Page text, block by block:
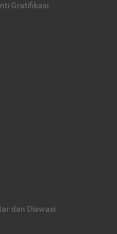
Gratifikasi
dan Diawasi